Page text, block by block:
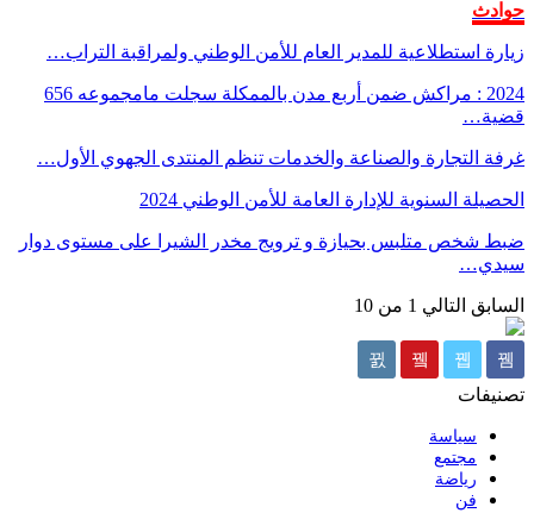
2024 : مراكش ضمن أربع مدن بالممكلة سجلت مامجموعه 656
دوار